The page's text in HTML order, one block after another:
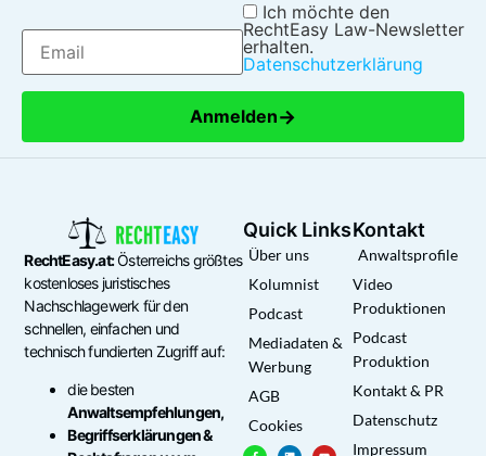
Ich möchte den
RechtEasy Law-Newsletter
erhalten.
Datenschutzerklärung
Anmelden→
RechtEasy.at:Österreichs größtes
kostenloses juristisches
Nachschlagewerk für den
schnellen, einfachen und
technisch fundierten Zugriff auf:
die besten
Anwaltsempfehlungen,
Begriffserklärungen &
Quick Links
Über uns
Kolumnist
Podcast
Mediadaten &
Werbung
AGB
Cookies
Kontakt
Anwaltsprofile
Video
Produktionen
Podcast
Produktion
Kontakt & PR
Datenschutz
Impressum